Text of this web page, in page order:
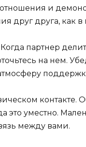
и
друг друга, как
партнер
на нем.
атмосферу
контакте.
это уместно.
между вами.